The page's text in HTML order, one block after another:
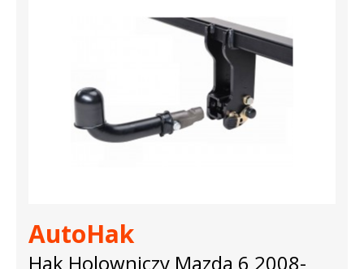
AutoHak
Hak Holowniczy Mazda 6 2008-